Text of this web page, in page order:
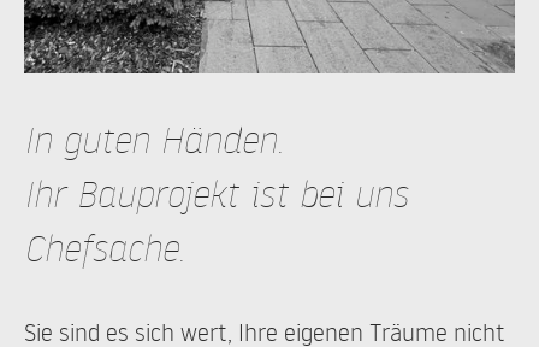
In guten Händen.
Ihr Bauprojekt ist bei uns
Chefsache.
Sie sind es sich wert, Ihre eigenen Träume nicht